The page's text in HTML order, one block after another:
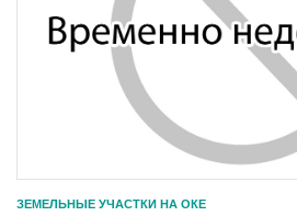
ЗЕМЕЛЬНЫЕ УЧАСТКИ НА ОКЕ